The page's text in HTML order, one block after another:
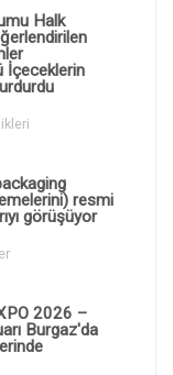
Halk
İçeceklerin
resmi
görüşüyor
2026 –
Burgaz'da